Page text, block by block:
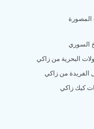
المصورة
السوري
البحرية من زاكي
من زاكي
كيك زاكي